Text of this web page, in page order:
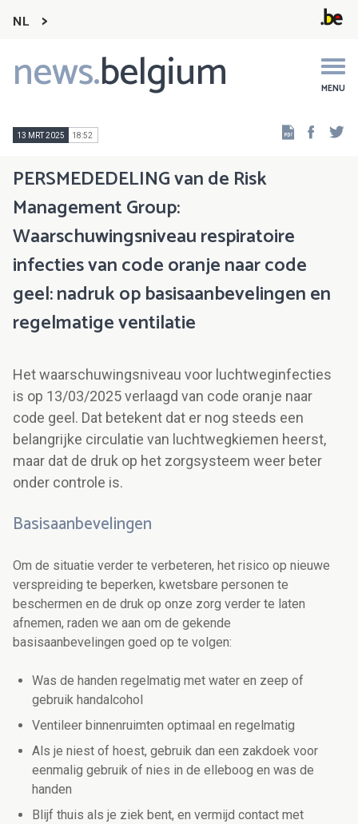
NL
news.belgium MENU
Main
navigation
13 MRT 2025 18:52
PERSMEDEDELING van de Risk
Management Group:
Waarschuwingsniveau respiratoire
infecties van code oranje naar code
geel: nadruk op basisaanbevelingen en
regelmatige ventilatie
Het waarschuwingsniveau voor luchtweginfecties
is op 13/03/2025 verlaagd van code oranje naar
code geel. Dat betekent dat er nog steeds een
belangrijke circulatie van luchtwegkiemen heerst,
maar dat de druk op het zorgsysteem weer beter
onder controle is.
Basisaanbevelingen
Om de situatie verder te verbeteren, het risico op nieuwe
verspreiding te beperken, kwetsbare personen te
beschermen en de druk op onze zorg verder te laten
afnemen, raden we aan om de gekende
basisaanbevelingen goed op te volgen:
Was de handen regelmatig met water en zeep of
gebruik handalcohol
Ventileer binnenruimten optimaal en regelmatig
Als je niest of hoest, gebruik dan een zakdoek voor
eenmalig gebruik of nies in de elleboog en was de
handen
Blijf thuis als je ziek bent, en vermijd contact met